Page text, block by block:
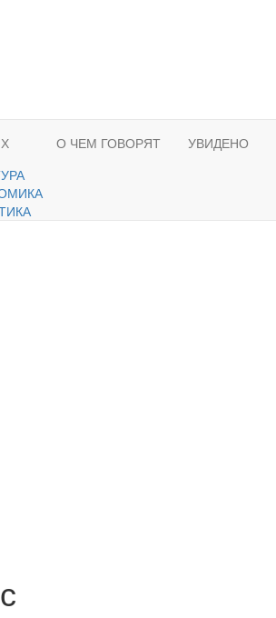
О ЧЕМ ГОВОРЯТ УВИДЕНО